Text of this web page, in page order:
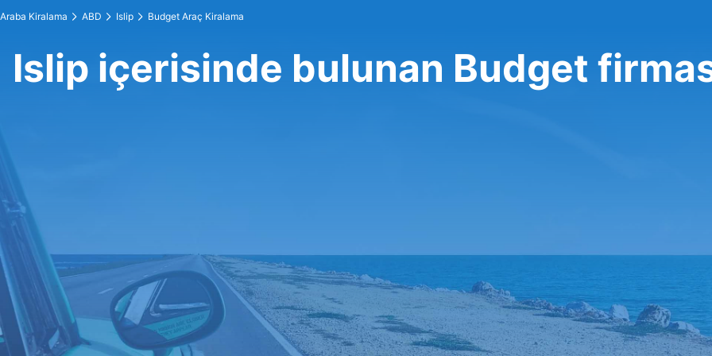
Araba Kiralama ABD Islip Budget Araç Kiralama
Islip içerisinde bulunan Budget